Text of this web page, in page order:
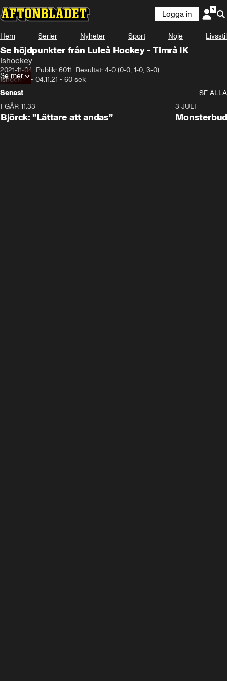
Logga in
Hem Serier Nyheter Sport Nöje Livsstil
Se höjdpunkter från Luleå Hockey - Timrå IK
Ishockey
2021-11-04. Publik: 6011. Resultat: 4-0 (0-0, 1-0, 3-0)
Ishockey• 04.11.21 • 60 sek
Se mer
Senast
SE ALLA
I GÅR 11:33
Björck: ”Lättare att andas”
3 JULI